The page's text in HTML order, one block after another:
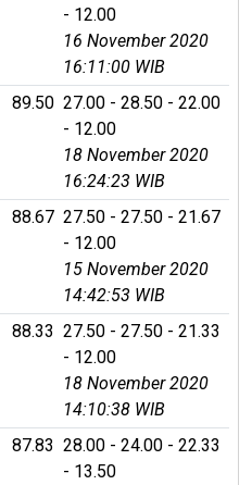
- 12.00
16 November 2020
16:11:00 WIB
89.50 27.00 - 28.50 - 22.00
- 12.00
18 November 2020
16:24:23 WIB
88.67 27.50 - 27.50 - 21.67
- 12.00
15 November 2020
14:42:53 WIB
88.33 27.50 - 27.50 - 21.33
- 12.00
18 November 2020
14:10:38 WIB
87.83 28.00 - 24.00 - 22.33
- 13.50